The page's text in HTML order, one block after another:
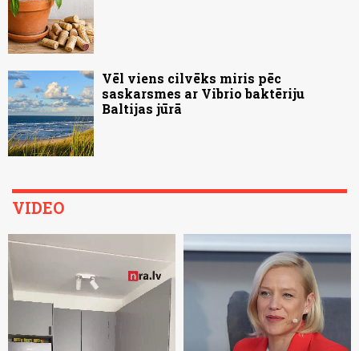
Vēl viens cilvēks miris pēc
saskarsmes ar Vibrio baktēriju
Baltijas jūrā
VIDEO